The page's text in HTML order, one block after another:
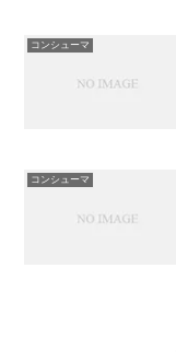
コンシューマ
コンシューマ